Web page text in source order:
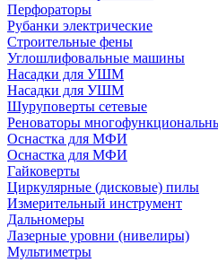
Перфораторы
Рубанки электрические
Строительные фены
Углошлифовальные машины
Насадки для УШМ
Насадки для УШМ
Шуруповерты сетевые
Реноваторы
Оснастка для МФИ
Оснастка для МФИ
Гайковерты
Циркулярные (дисковые) пилы
Измерительный инструмент
Дальномеры
Лазерные уровни (нивелиры)
Мультиметры